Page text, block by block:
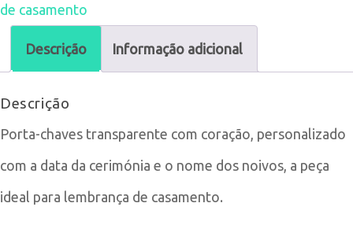
chaves
Transparente
com
Coração
de casamento
Descrição Informação adicional
Descrição
Porta-chaves transparente com coração, personalizado
com a data da cerimónia e o nome dos noivos, a peça
ideal para lembrança de casamento.